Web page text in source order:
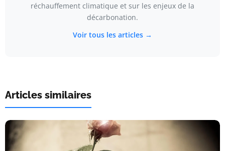
réchauffement climatique et sur les enjeux de la
décarbonation.
Voir tous les articles →
Articles similaires